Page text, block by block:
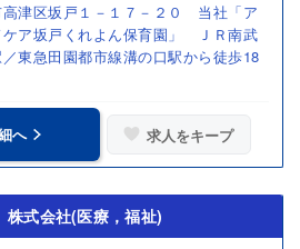
津区坂戸１－１７－２０ 当社「ア
ケア坂戸くれよん保育園」 ＪＲ南武
東急田園都市線溝の口駅から徒歩18
へ 求人をキープ
式会社(医療，福祉)